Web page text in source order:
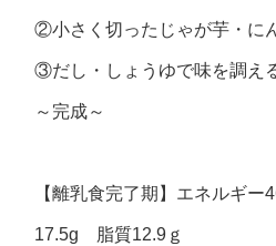
②小さく切ったじゃが芋・に
③だし・しょうゆで味を調え
～完成～
【離乳食完了期】エネルギ
17.5g 脂質12.9ｇ